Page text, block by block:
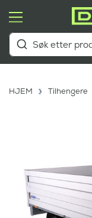
HJEM Tilhengere